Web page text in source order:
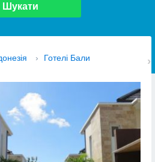
Шукати
› Готелі Бали